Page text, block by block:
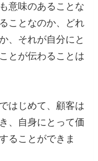
意味のあることな
ことなのか、どれ
、それが自分にと
とが伝わることは
はじめて、顧客は
、自身にとって価
ることができま